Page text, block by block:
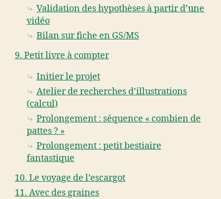
Validation des hypothèses à partir d’une
vidéo
Bilan sur fiche en GS/MS
9. Petit livre à compter
Initier le projet
Atelier de recherches d’illustrations
(calcul)
Prolongement : séquence « combien de
pattes ? »
Prolongement : petit bestiaire
fantastique
10. Le voyage de l’escargot
11. Avec des graines